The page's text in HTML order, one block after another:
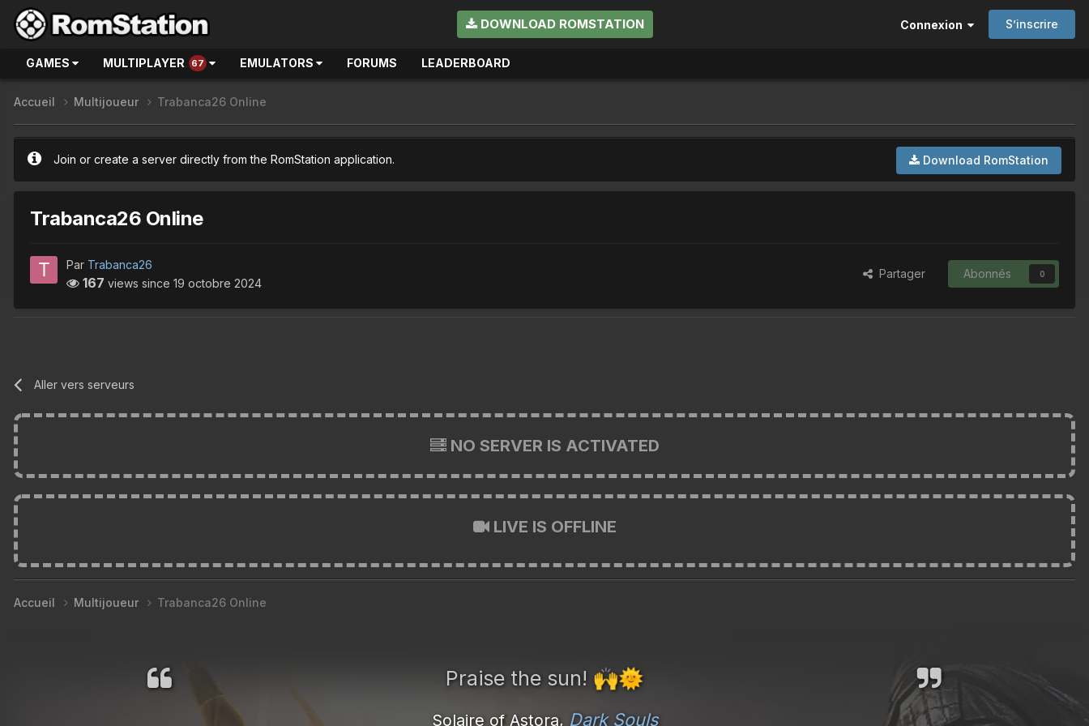
DOWNLOAD ROMSTATION Connexion S’inscrire
GAMES MULTIPLAYER 67 EMULATORS FORUMS LEADERBOARD
Accueil Multijoueur Trabanca26 Online
Download RomStation
Join or create a server directly from the RomStation application.
Trabanca26 Online
Par Trabanca26
167 views since 19 octobre 2024
Partager Abonnés 0
Aller vers serveurs
NO SERVER IS ACTIVATED
LIVE IS OFFLINE
Accueil Multijoueur Trabanca26 Online
Praise the sun! 🙌🌞
Solaire of Astora, Dark Souls